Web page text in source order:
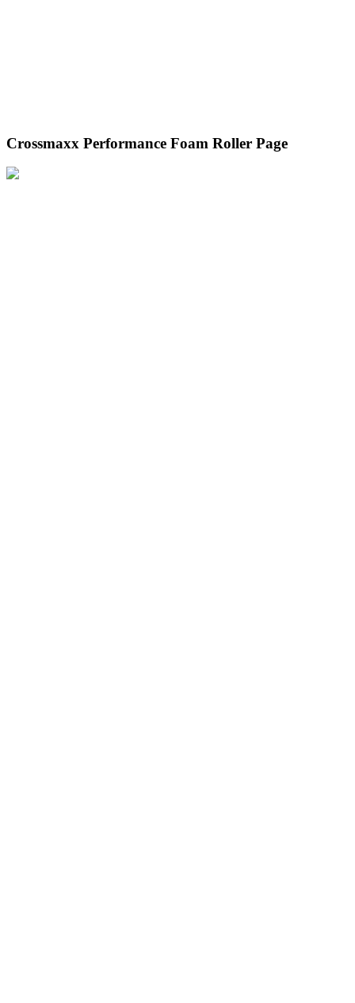
Crossmaxx Performance Foam Roller Page